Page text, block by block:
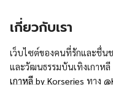
เกี่ยวกับเรา
เว็บไซต์ของคนที่รักและชื่น
และวัฒนธรรมบันเทิงเกาห
เกาหลี by Korseries ทาง